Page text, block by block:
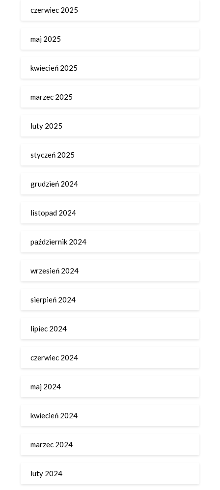
czerwiec 2025
maj 2025
kwiecień 2025
marzec 2025
luty 2025
styczeń 2025
grudzień 2024
listopad 2024
październik 2024
wrzesień 2024
sierpień 2024
lipiec 2024
czerwiec 2024
maj 2024
kwiecień 2024
marzec 2024
luty 2024